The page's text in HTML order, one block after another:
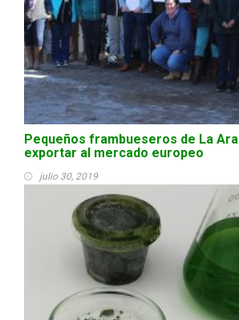
Pequeños frambueseros de La
exportar al mercado europeo
julio 30, 2019